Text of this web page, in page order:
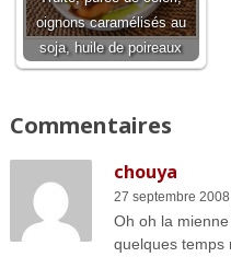
oignons caramélisés au
soja, huile de poireaux
Commentaires
chouya
27 septembre 2008
Oh oh la
quelques temps